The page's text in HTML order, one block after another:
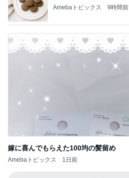
Amebaトピックス 9時間前
嫁に喜んでもらえた100均の髪留め
Amebaトピックス 1日前